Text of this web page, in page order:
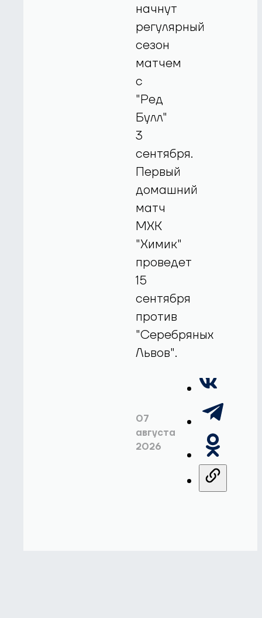
начнут
регулярный
сезон
матчем
с
"Ред
Булл"
3
сентября.
Первый
домашний
матч
МХК
"Химик"
проведет
15
сентября
против
"Серебряных
Львов".
07
августа
2026